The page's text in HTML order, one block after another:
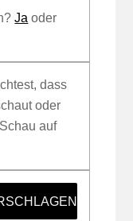
Ja oder
dass
oder
auf